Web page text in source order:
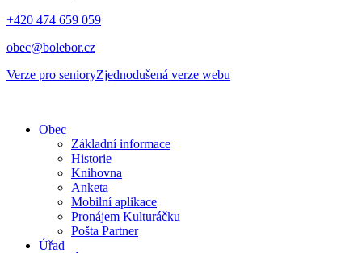
+420 474 659 059
obec@bolebor.cz
Verze pro senioryZjednodušená verze webu
Obec
Základní informace
Historie
Knihovna
Anketa
Mobilní aplikace
Pronájem Kulturáčku
Pošta Partner
Úřad